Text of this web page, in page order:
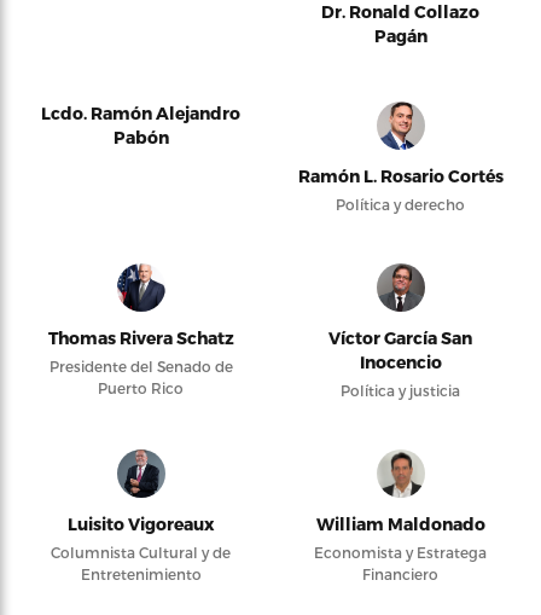
Dr. Ronald Collazo
Pagán
Lcdo. Ramón Alejandro
Pabón
Ramón L. Rosario Cortés
Política y derecho
Thomas Rivera Schatz
Presidente del Senado de
Puerto Rico
Víctor García San
Inocencio
Política y justicia
Luisito Vigoreaux
Columnista Cultural y de
Entretenimiento
William Maldonado
Economista y Estratega
Financiero